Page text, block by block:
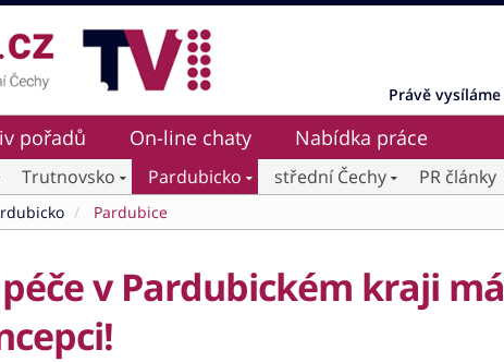
Právě vysíláme
pořadů On-line chaty Nabídka práce
Trutnovsko Pardubicko střední Čechy PR články
Pardubice
v Pardubickém kraji má